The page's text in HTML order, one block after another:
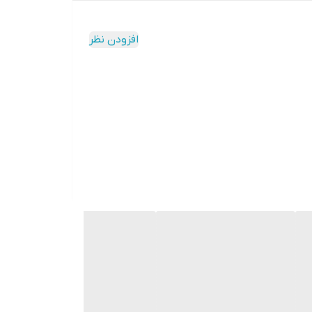
افزودن نظر